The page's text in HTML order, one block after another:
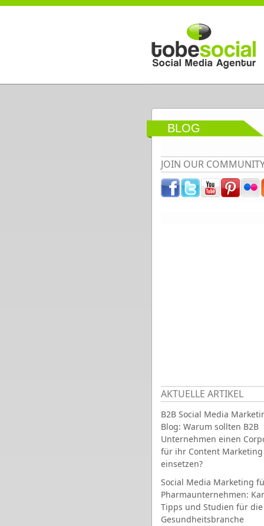
Direkt zum Inhalt
BLOG
JOIN OUR
AKTUELLE ARTIKEL
B2B Social Media
Blog: Warum sollten B2B
Unternehmen einen
für ihr Content Marketing
einsetzen?
Social Media Marketing
Pharmaunternehmen:
Tipps und Studien für die
Gesundheitsbranche